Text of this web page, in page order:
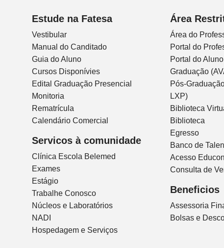
Estude na Fatesa
Vestibular
Manual do Canditado
Guia do Aluno
Cursos Disponívies
Edital Graduação Presencial
Monitoria
Rematrícula
Calendário Comercial
Servicos à comunidade
Clínica Escola Belemed
Exames
Estágio
Trabalhe Conosco
Núcleos e Laboratórios
NADI
Hospedagem e Serviços
Área
Área do
Portal do
Portal do Aluno
Graduação
Pós-
LXP)
Biblioteca
Biblioteca
Egresso
Banco de
Acesso
Consulta de
Beneficios
Assessoria
Bolsas e